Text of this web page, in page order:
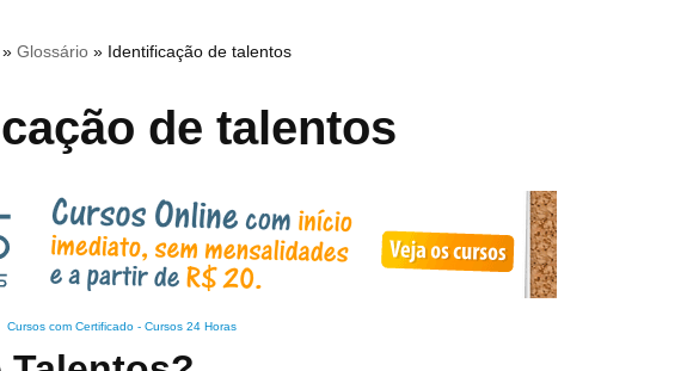
» Glossário» Identificação de talentos
de talentos
Cursos com Certificado- Cursos 24 Horas